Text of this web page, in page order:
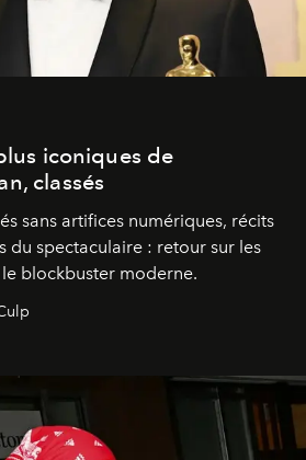
iconiques de
classés
sans artifices numériques, récits
du spectaculaire : retour sur les
blockbuster moderne.